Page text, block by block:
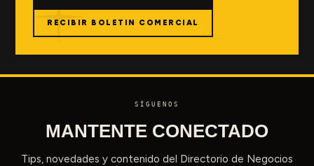
RECIBIR BOLETIN COMERCIAL
SÍGUENOS
MANTENTE CONECTADO
Tips, novedades y contenido del Directorio de Negocios